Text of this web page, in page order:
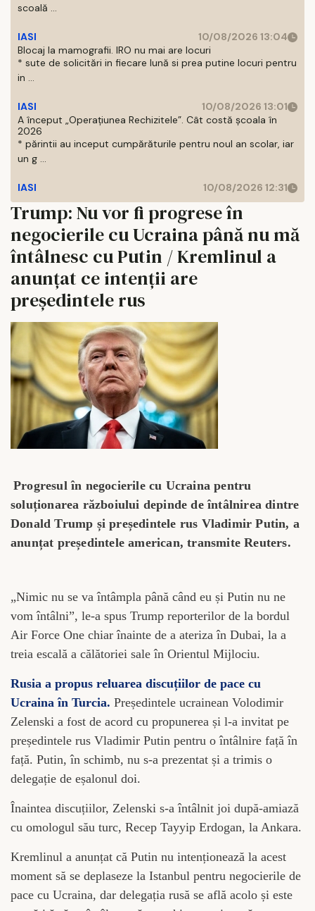
scoală ...
IASI
10/08/2026 13:04
Blocaj la mamografii. IRO nu mai are locuri
* sute de solicitări in fiecare lună si prea putine locuri pentru
in ...
IASI
10/08/2026 13:01
A început „Operațiunea Rechizitele”. Cât costă școala în
2026
* părintii au inceput cumpărăturile pentru noul an scolar, iar
un g ...
IASI 10/08/2026 12:31
Trump: Nu vor fi progrese în
negocierile cu Ucraina până nu mă
întâlnesc cu Putin / Kremlinul a
anunțat ce intenții are
președintele rus
Progresul în negocierile cu Ucraina pentru
soluționarea războiului depinde de întâlnirea dintre
Donald Trump și președintele rus Vladimir Putin, a
anunțat președintele american, transmite Reuters.
„Nimic nu se va întâmpla până când eu și Putin nu ne
vom întâlni”, le-a spus Trump reporterilor de la bordul
Air Force One chiar înainte de a ateriza în Dubai, la a
treia escală a călătoriei sale în Orientul Mijlociu.
Rusia a propus reluarea discuțiilor de pace cu
Ucraina în Turcia. Președintele ucrainean Volodimir
Zelenski a fost de acord cu propunerea și l-a invitat pe
președintele rus Vladimir Putin pentru o întâlnire față în
față. Putin, în schimb, nu s-a prezentat și a trimis o
delegație de eșalonul doi.
Înaintea discuțiilor, Zelenski s-a întâlnit joi după-amiază
cu omologul său turc, Recep Tayyip Erdogan, la Ankara.
Kremlinul a anunțat că Putin nu intenționează la acest
moment să se deplaseze la Istanbul pentru negocierile de
pace cu Ucraina, dar delegația rusă se află acolo și este